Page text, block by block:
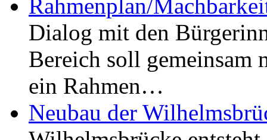
Rahmenplan/
Dialog mit den
Bereich soll gemeinsam
ein Rahmen…
Neubau der